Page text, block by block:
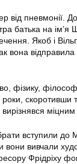
від пневмонії.
батька на
Якоб і
вона
фізику,
скоротивши
вирізнявся
вступили до
вони вивчали
Фрідріху фон